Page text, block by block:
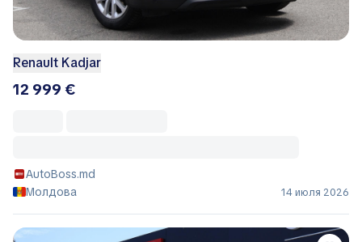
Renault Kadjar
12 999 €
AutoBoss.md
Молдова
14 июля 2026